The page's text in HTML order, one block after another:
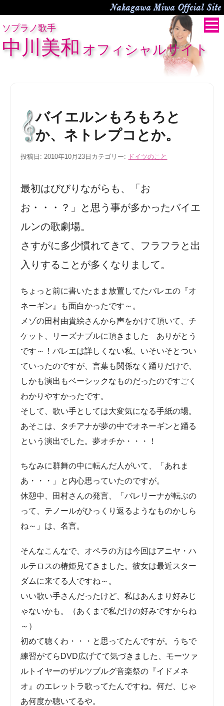
Nakagawa Miwa Offcial Site
ソプラノ歌手
中川美和 オフィシャルサイト
バイエルンもろもろと
か、ネトレプコとか。
投稿日:2010年10月23日 カテゴリー: ドイツのこと
最初はびびりながらも、「お
お・・・？」と思う事が多かったバイエ
ルンの歌劇場。
さすがに多少慣れてきて、フラフラと出
入りすることが多くなりまして。
ちょっと前に書いたまま放置してたバレエの『オ
ネーギン』も面白かったです～。
メゾの田村由貴絵さんから声をかけて頂いて、チ
ケット、リーズナブルに頂きました ありがとう
です～！バレエは詳しくない私、いそいそとつい
ていったのですが、言葉も関係なく踊りだけで、
しかも演出もベーシックなものだったのですごく
わかりやすかったです。
そして、歌い手としては大変気になる手紙の場。
あそこは、タチアナが夢の中でオネーギンと踊る
という演出でした。夢オチか・・・！
ちなみに群舞の中に転んだ人がいて、「あれま
あ・・・」と内心思っていたのですが。
休憩中、田村さんの発言、「バレリーナが転ぶの
って、テノールがひっくり返るようなものかしら
ね～」は、名言。
そんなこんなで、オペラの方は今回はアニヤ・ハ
ルテロスの椿姫見てきました。彼女は最近スター
ダムに来てる人ですね～。
いい歌い手さんだったけど、私はあんまり好みじ
ゃないかも。（あくまで私だけの好みですからね
～）
初めて聴くわ・・・と思ってたんですが。うちで
練習がてらDVD広げてて気づきました、モーツァ
ルトイヤーのザルツブルグ音楽祭の『イドメネ
オ』のエレットラ歌ってたんですね。何だ、じゃ
あ何度か聴いてるや。